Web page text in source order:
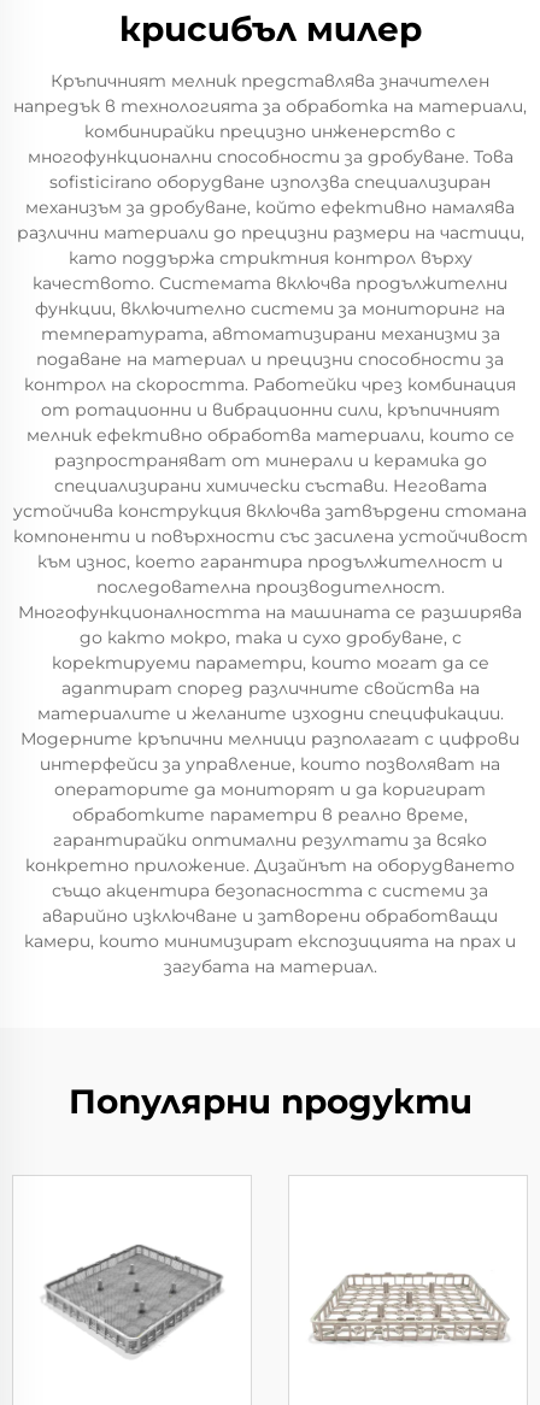
крucибъл милер
Кръпичният мелник представлява значителен
напредък в технологията за обработка на материали,
комбинирайки прецизно инженерство с
многофункционални способности за дробуване. Това
sofisticirano оборудване използва специализиран
механизъм за дробуване, който ефективно намалява
различни материали до прецизни размери на частици,
като поддържа стриктния контрол върху
качеството. Системата включва продължителни
функции, включително системи за мониторинг на
температурата, автоматизирани механизми за
подаване на материал и прецизни способности за
контрол на скоростта. Работейки чрез комбинация
от ротационни и вибрационни сили, кръпичният
мелник ефективно обработва материали, които се
разпространяват от минерали и керамика до
специализирани химически състави. Неговата
устойчива конструкция включва затвърдени стомана
компоненти и повърхности със засилена устойчивост
към износ, което гарантира продължителност и
последователна производителност.
Многофункционалността на машината се разширява
до както мокро, така и сухо дробуване, с
коректируеми параметри, които могат да се
адаптират според различните свойства на
материалите и желаните изходни спецификации.
Модерните кръпични мелници разполагат с цифрови
интерфейси за управление, които позволяват на
операторите да мониторят и да коригират
обработките параметри в реално време,
гарантирайки оптимални резултати за всяко
конкретно приложение. Дизайнът на оборудването
също акцентира безопасността с системи за
аварийно изключване и затворени обработващи
камери, които минимизират експозицията на прах и
загубата на материал.
Популярни продукти